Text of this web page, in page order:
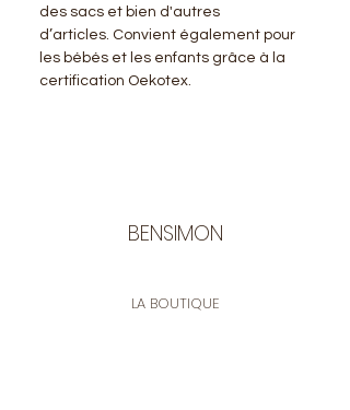
des sacs et bien d'autres
d’articles. Convient également pour
les bébés et les enfants grâce à la
certification Oekotex.
BENSIMON
LA BOUTIQUE